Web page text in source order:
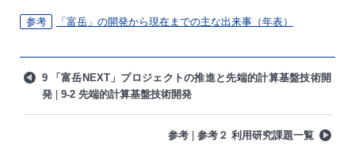
参考 「富岳」の開発から現在までの主な出来事（年表）
9 「富岳NEXT」プロジェクトの推進と先端的計算基盤技術開
発
9-2 先端的計算基盤技術開発
参考 参考２ 利用研究課題一覧